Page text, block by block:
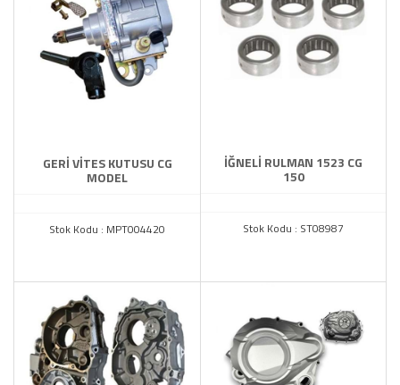
GERİ VİTES KUTUSU CG
MODEL
Stok Kodu : MPT004420
İĞNELİ RULMAN 1523 CG
150
Stok Kodu : ST08987